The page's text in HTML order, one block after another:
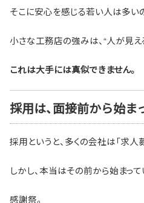
そこに安心を感じる若い人は多い
小さな工務店の強みは、“人が見え
これは大手には真似できません。
採用は、面接前から始ま
採用というと、多くの会社は「求人
しかし、本当はその前から始まって
感謝祭。